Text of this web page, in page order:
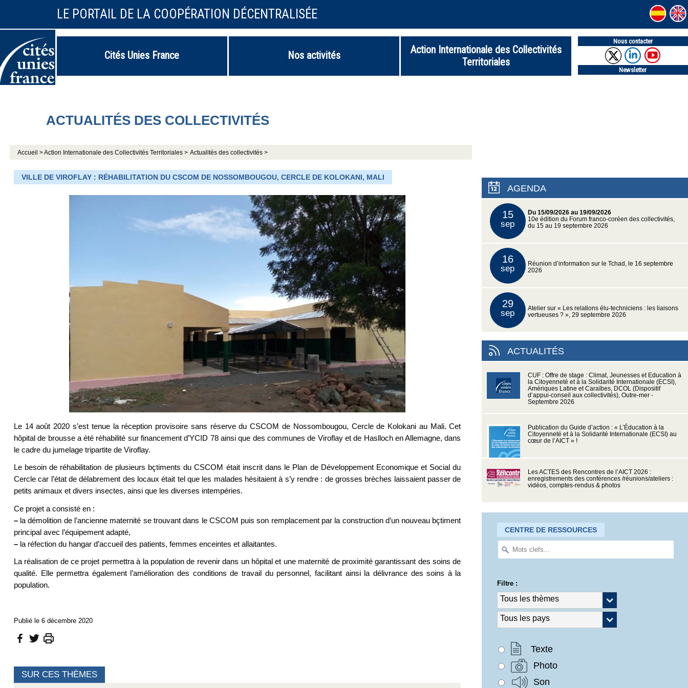
LE PORTAIL DE LA COOPÉRATION DÉCENTRALISÉE
Cités Unies France Nos activités
Action Internationale des Collectivités
Territoriales
Nous contacter
Newsletter
ACTUALITÉS DES COLLECTIVITÉS
Accueil >Action Internationale des Collectivités Territoriales > Actualités des collectivités >
VILLE DE VIROFLAY : RÉHABILITATION DU CSCOM DE NOSSOMBOUGOU, CERCLE DE KOLOKANI, MALI
Le 14 août 2020 s’est tenue la réception provisoire sans réserve du CSCOM de Nossombougou, Cercle de Kolokani au Mali. Cet
hôpital de brousse a été réhabilité sur financement d’YCID 78 ainsi que des communes de Viroflay et de Haslloch en Allemagne, dans
le cadre du jumelage tripartite de Viroflay.
Le besoin de réhabilitation de plusieurs bçtiments du CSCOM était inscrit dans le Plan de Développement Economique et Social du
Cercle car l’état de délabrement des locaux était tel que les malades hésitaient à s’y rendre : de grosses brèches laissaient passer de
petits animaux et divers insectes, ainsi que les diverses intempéries.
Ce projet a consisté en :
–la démolition de l’ancienne maternité se trouvant dans le CSCOM puis son remplacement par la construction d’un nouveau bçtiment
principal avec l’équipement adapté,
–la réfection du hangar d’accueil des patients, femmes enceintes et allaitantes.
La réalisation de ce projet permettra à la population de revenir dans un hôpital et une maternité de proximité garantissant des soins de
qualité. Elle permettra également l’amélioration des conditions de travail du personnel, facilitant ainsi la délivrance des soins à la
population.
Publié le 6 décembre 2020
SUR CES THÈMES
AGENDA
15
sep
Du 15/09/2026 au 19/09/2026
10e édition du Forum franco-coréen des collectivités,
du 15 au 19 septembre 2026
16
sep
Réunion d’information sur le Tchad, le 16 septembre
2026
29
sep
Atelier sur « Les relations élu-techniciens : les liaisons
vertueuses ? », 29 septembre 2026
ACTUALITÉS
CUF : Offre de stage : Climat, Jeunesses et Education à
la Citoyenneté et à la Solidarité Internationale (ECSI),
Amériques Latine et Caraïbes, DCOL (Dispositif
d’appui-conseil aux collectivités), Outre-mer -
Septembre 2026
Publication du Guide d’action : « L’Éducation à la
Citoyenneté et à la Solidarité Internationale (ECSI) au
cœur de l’AICT » !
Les ACTES des Rencontres de l’AICT 2026 :
enregistrements des conférences /réunions/ateliers :
vidéos, comptes-rendus & photos
CENTRE DE RESSOURCES
Filtre :
Texte
Photo
Son